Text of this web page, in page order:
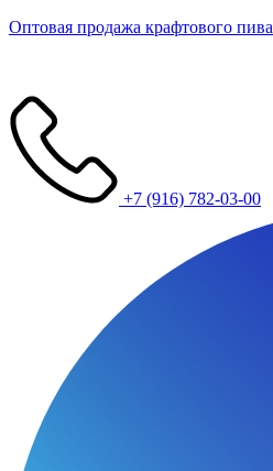
Оптовая продажа крафтового пива
+7 (916) 782-03-00